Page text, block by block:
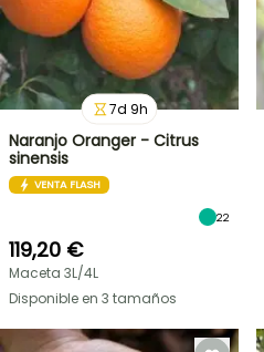
7d 9h
Naranjo Oranger - Citrus
sinensis
VENTA FLASH
22
119,20 €
Maceta 3L/4L
Disponible en 3 tamaños